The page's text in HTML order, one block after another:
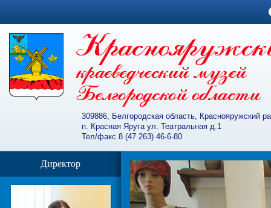
309886, Белгородская область, Краснояружский
п. Красная Яруга ул. Театральная д.1
Тел/факс 8 (47 263) 46-6-80
Директор